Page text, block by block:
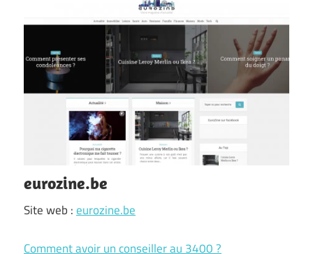
eurozine.be
Site web :eurozine.be
Comment avoir un conseiller au 3400 ?